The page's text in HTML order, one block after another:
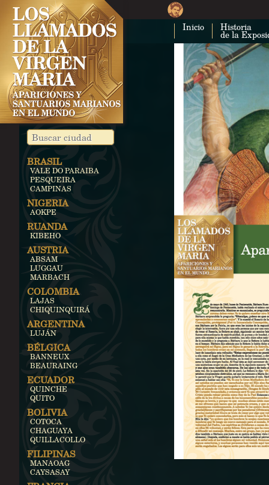
Inicio Historia
de la
BRASIL
VALE DO PARAIBA
PESQUEIRA
CAMPINAS
NIGERIA
AOKPE
RUANDA
KIBEHO
AUSTRIA
ABSAM
LUGGAU
MARBACH
COLOMBIA
LAJAS
CHIQUINQUIRÁ
ARGENTINA
LUJÁN
BÉLGICA
BANNEUX
BEAURAING
ECUADOR
QUINCHE
QUITO
BOLIVIA
COTOCA
CHAGUAYA
QUILLACOLLO
FILIPINAS
MANAOAG
CAYSASAY